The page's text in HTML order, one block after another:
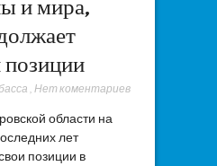
и мира,
позиции
, Нет коментариев
области на
лет
позиции в